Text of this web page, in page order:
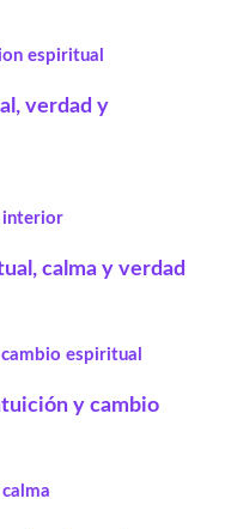
verdad y
calma y verdad
y cambio